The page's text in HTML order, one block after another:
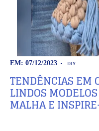
EM: 07/12/2023 DIY
TENDÊNCIAS EM
LINDOS
MALHA E